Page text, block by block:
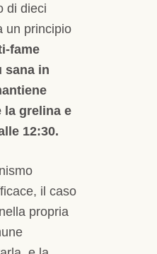
di dieci
un principio
fame
sana in
la grelina e
12:30.
il caso
propria